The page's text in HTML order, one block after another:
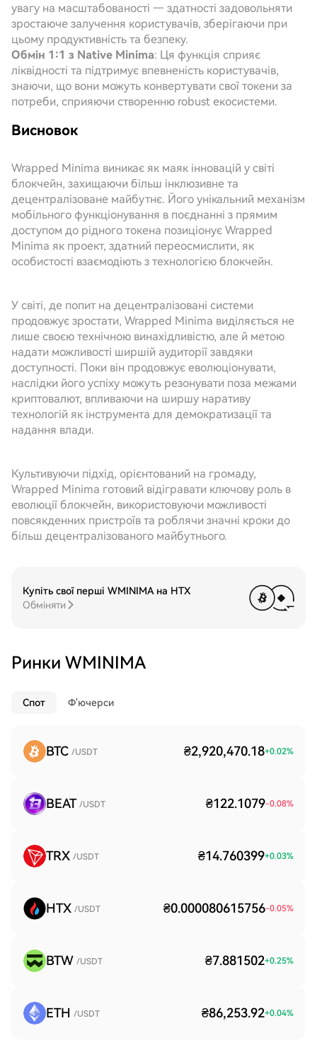
увагу на масштабованості — здатності задовольняти
зростаюче залучення користувачів, зберігаючи при
цьому продуктивність та безпеку.
Обмін 1:1 з Native Minima: Ця функція сприяє
ліквідності та підтримує впевненість користувачів,
знаючи, що вони можуть конвертувати свої токени за
потреби, сприяючи створенню robust екосистеми.
Висновок
Wrapped Minima виникає як маяк інновацій у світі
блокчейн, захищаючи більш інклюзивне та
децентралізоване майбутнє. Його унікальний механізм
мобільного функціонування в поєднанні з прямим
доступом до рідного токена позиціонує Wrapped
Minima як проект, здатний переосмислити, як
особистості взаємодіють з технологією блокчейн.
У світі, де попит на децентралізовані системи
продовжує зростати, Wrapped Minima виділяється не
лише своєю технічною винахідливістю, але й метою
надати можливості ширшій аудиторії завдяки
доступності. Поки він продовжує еволюціонувати,
наслідки його успіху можуть резонувати поза межами
криптовалют, впливаючи на ширшу наративу
технологій як інструмента для демократизації та
надання влади.
Культивуючи підхід, орієнтований на громаду,
Wrapped Minima готовий відігравати ключову роль в
еволюції блокчейн, використовуючи можливості
повсякденних пристроїв та роблячи значні кроки до
більш децентралізованого майбутнього.
Купіть свої перші WMINIMA на HTX
Обміняти
Ринки WMINIMA
Спот Ф'ючерси
BTC /USDT ₴2,920,470.18+0.02%
BEAT /USDT ₴122.1079-0.08%
TRX /USDT ₴14.760399+0.03%
HTX /USDT ₴0.000080615756-0.05%
BTW /USDT ₴7.881502+0.25%
ETH /USDT ₴86,253.92+0.04%